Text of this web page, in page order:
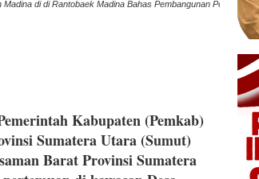
di di Rantobaek Madina Bahas Pembangunan Perbatasan
Kabupaten (Pemkab)
Sumatera Utara (Sumut)
Barat Provinsi Sumatera